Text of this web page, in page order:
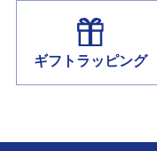
ギフトラッピング